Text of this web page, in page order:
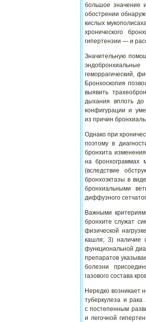
большое значение
обострении
кислых
хронического
гипертензии — и
Значительную
эндобронхиальные
геморрагический,
Бронхоскопия
выявить
дыхания вплоть до
конфигурации и
из причин
Однако при
поэтому в
бронхита
на бронхограммах
(вследствие
бронхоэктазы в
бронхиальными
диффузного
Важными
бронхите служат
физической
кашля; 3) наличие
функциональной
препаратов
болезни
газового состава
Нередко возникает
туберкулеза и
с постепенным
и легочной